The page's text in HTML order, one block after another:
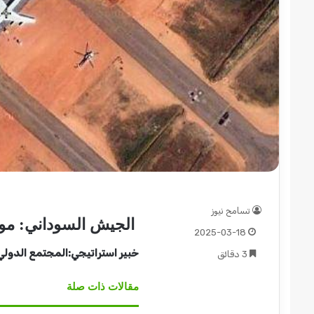
الجيش السوداني:
خبير استراتيجي:المجتمع
مقالات ذات صلة
تسامح نيوز
2025-03-18
3 دقائق
قوات
الدعم
السريع
قطاع
ولاية
شرق
دارفور
الحصاددارفور تؤمن موسم الحصاد